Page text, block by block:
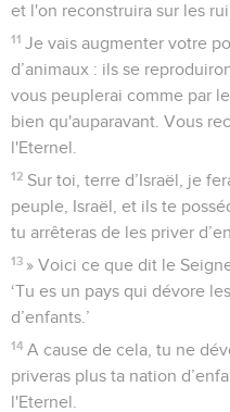
et l'on reconstruira sur les
11 Je vais augmenter votre
d’animaux : ils se
vous peuplerai comme par
bien qu'auparavant. Vous
l'Eternel.
12 Sur toi, terre d’Israël, je
peuple, Israël, et ils te
tu arrêteras de les priver
13 » Voici ce que dit le
‘Tu es un pays qui dévore
d’enfants.’
14 A cause de cela, tu ne
priveras plus ta nation
l'Eternel.